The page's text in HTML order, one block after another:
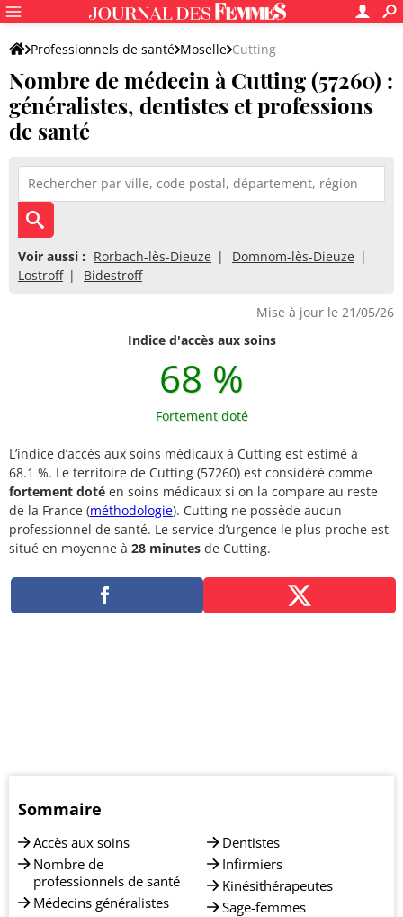
Professionnels de santé Moselle Cutting
Nombre de médecin à Cutting (57260) :
généralistes, dentistes et professions
de santé
Voir aussi : Rorbach-lès-Dieuze
Domnom-lès-Dieuze
Lostroff
Bidestroff
Mise à jour le 21/05/26
Indice d'accès aux soins
68 %
Fortement doté
L’indice d’accès aux soins médicaux à Cutting est estimé à
68.1 %. Le territoire de Cutting (57260) est considéré comme
fortement doté en soins médicaux si on la compare au reste
de la France (méthodologie). Cutting ne possède aucun
professionnel de santé. Le service d’urgence le plus proche est
situé en moyenne à 28 minutes de Cutting.
Sommaire
Accès aux soins
Nombre de
professionnels de santé
Médecins généralistes
Dentistes
Infirmiers
Kinésithérapeutes
Sage-femmes